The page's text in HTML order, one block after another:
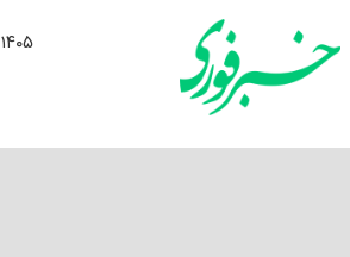
۱۴۰۵ مرداد ۱۸, یکشنبه